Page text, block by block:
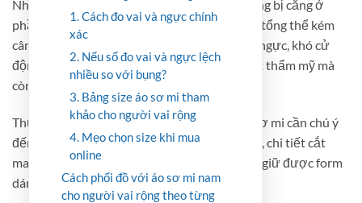
1. Cách đo vai và ngực chính
xác
2. Nếu số đo vai và ngực lệch
nhiều so với bụng?
3. Bảng size áo sơ mi tham
khảo cho người vai rộng
4. Mẹo chọn size khi mua
online
Cách phối đồ với áo sơ mi nam
cho người vai rộng theo từng
Nhiều người than phiền rằng áo sơ mi thường bị căng ở
phần vai, phần eo lại rộng thùng thình, khiến tổng thể kém
cân đối. Hoặc mặc áo vừa vai thì lại quá chật ngực, khó cử
động. Việc chọn sai kiểu áo không chỉ gây mất thẩm mỹ mà
còn khiến người mặc khó chịu, mất tự tin.
Thực tế, với vóc dáng vai rộng, việc chọn áo sơ mi cần chú ý
đến nhiều yếu tố: phom dáng, chất liệu, cổ áo, chi tiết cắt
may, cách phối đồ và thậm chí cả cách giặt để giữ được form
dáng lâu dài.